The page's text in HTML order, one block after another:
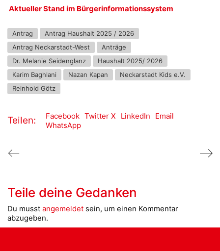
Aktueller Stand im Bürgerinformationssystem
Antrag
Antrag Haushalt 2025 / 2026
Antrag Neckarstadt-West
Anträge
Dr. Melanie Seidenglanz
Haushalt 2025/ 2026
Karim Baghlani
Nazan Kapan
Neckarstadt Kids e.V.
Reinhold Götz
Teilen: Facebook Twitter X LinkedIn
Email
WhatsApp
Teile deine Gedanken
Du musst angemeldet sein, um einen Kommentar
abzugeben.